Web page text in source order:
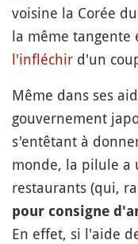
voisine la Corée
la même tangente
l'infléchir d'un
Même dans ses
gouvernement
s'entêtant à
monde, la pilule a
restaurants (qui,
pour consigne
En effet, si l'aide